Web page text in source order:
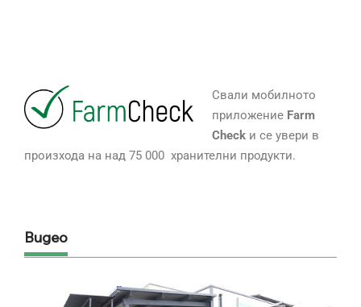
Свали мобилното
приложение Farm
Checkи се увери в
произхода на над 75 000 хранителни продукти.
Видео